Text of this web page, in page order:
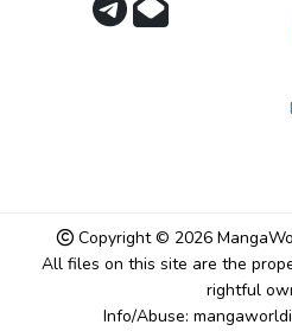
Copyright © 2026
All files on this site are the
rightful
Info/Abuse: